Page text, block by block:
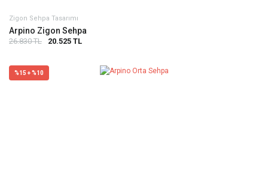
Zigon Sehpa Tasarımı
Arpino Zigon Sehpa
26.830 TL 20.525 TL
%15 + %10